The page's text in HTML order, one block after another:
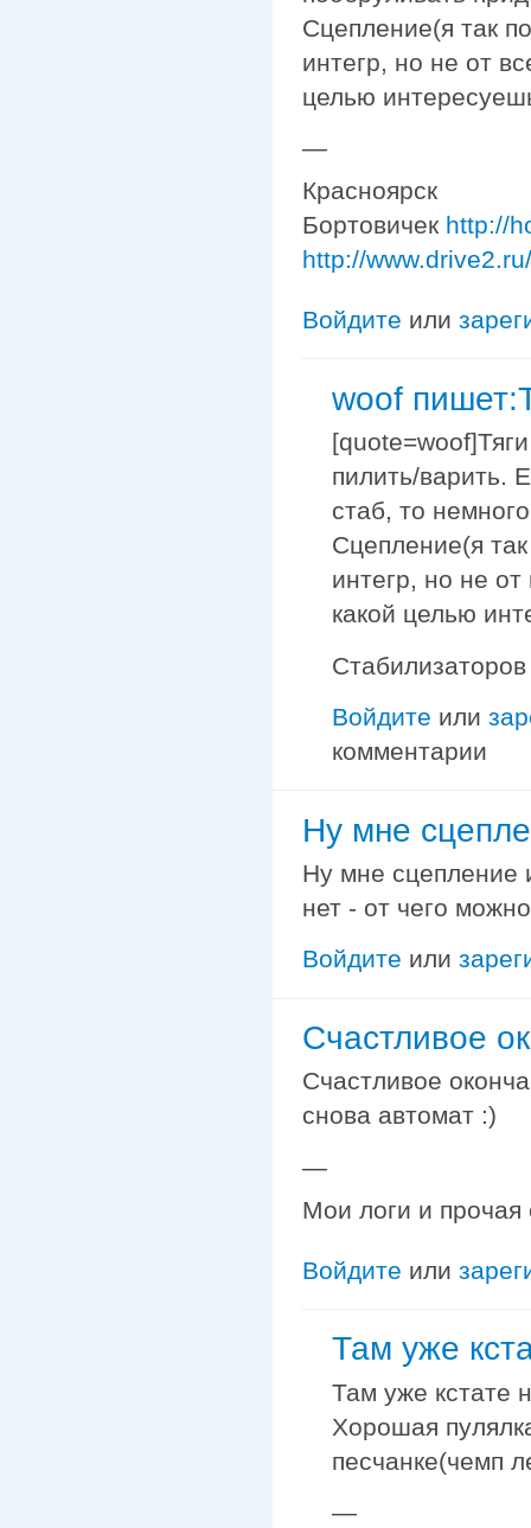
Сцепление(я так
интегр, но не от
целью
—
Красноярск
Бортовичек http://
http://
Войдите или
woof
пилить/варить.
стаб, то
Сцепление(я
интегр, но не от
какой целью
Войдите или
комментарии
Ну мне
Ну мне сцепление
нет - от чего
Войдите или
Счастливое
Счастливое
снова автомат :)
—
Мои логи и
Войдите или
Там уже
Там уже кстате
Хорошая
песчанке(чемп
—